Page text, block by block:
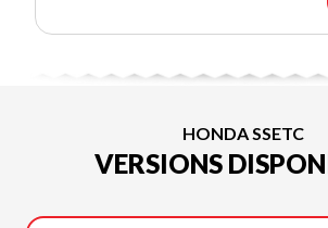
HONDA SSETC
VERSIONS